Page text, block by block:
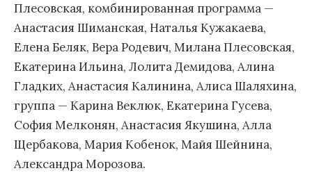
Плесовская, комбинированная программа —
Анастасия Шиманская, Наталья Кужакаева,
Елена Беляк, Вера Родевич, Милана Плесовская,
Екатерина Ильина, Лолита Демидова, Алина
Гладких, Анастасия Калинина, Алиса Шаляхина,
группа — Карина Веклюк, Екатерина Гусева,
София Мелконян, Анастасия Якушина, Алла
Щербакова, Мария Кобенок, Майя Шейнина,
Александра Морозова.